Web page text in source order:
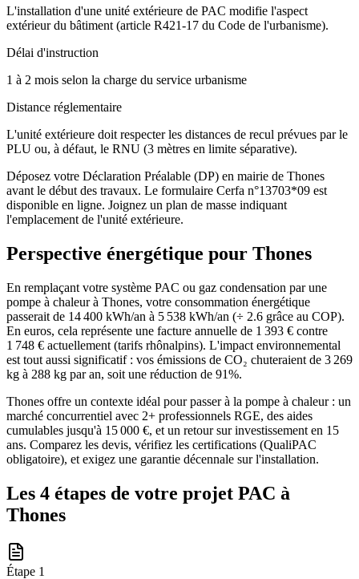
L'installation d'une unité extérieure de PAC modifie l'aspect
extérieur du bâtiment (article R421-17 du Code de l'urbanisme).
Délai d'instruction
1 à 2 mois selon la charge du service urbanisme
Distance réglementaire
L'unité extérieure doit respecter les distances de recul prévues par le
PLU ou, à défaut, le RNU (3 mètres en limite séparative).
Déposez votre Déclaration Préalable (DP) en mairie de Thones
avant le début des travaux. Le formulaire Cerfa n°13703*09 est
disponible en ligne. Joignez un plan de masse indiquant
l'emplacement de l'unité extérieure.
Perspective énergétique pour Thones
En remplaçant votre système PAC ou gaz condensation par une
pompe à chaleur à Thones, votre consommation énergétique
passerait de 14 400 kWh/an à 5 538 kWh/an (÷ 2.6 grâce au COP).
En euros, cela représente une facture annuelle de 1 393 € contre
1 748 € actuellement (tarifs rhônalpins). L'impact environnemental
est tout aussi significatif : vos émissions de CO₂ chuteraient de 3 269
kg à 288 kg par an, soit une réduction de 91%.
Thones offre un contexte idéal pour passer à la pompe à chaleur : un
marché concurrentiel avec 2+ professionnels RGE, des aides
cumulables jusqu'à 15 000 €, et un retour sur investissement en 15
ans. Comparez les devis, vérifiez les certifications (QualiPAC
obligatoire), et exigez une garantie décennale sur l'installation.
Les 4 étapes de votre projet PAC à
Thones
Étape 1